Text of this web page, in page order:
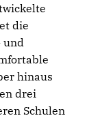
die
und
hinaus
drei
Schulen